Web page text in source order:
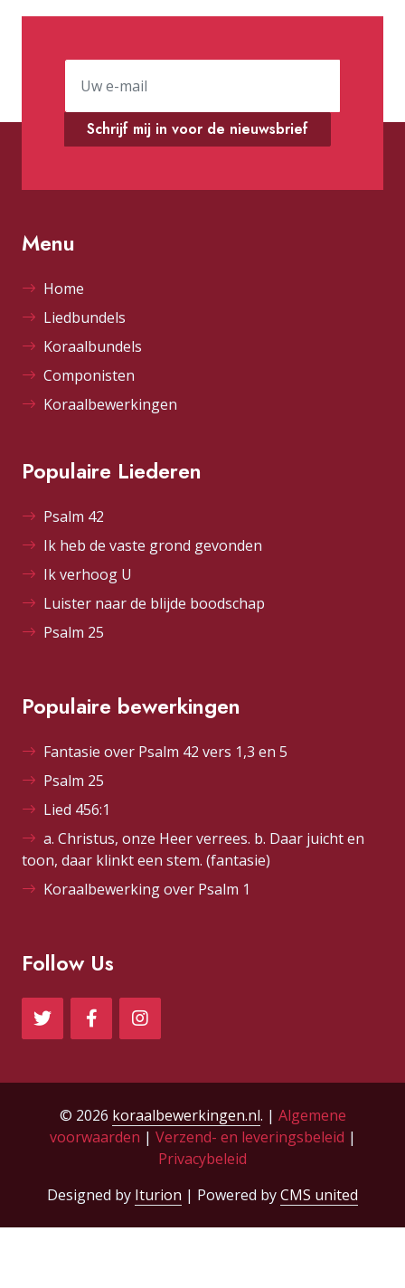
Schrijf mij in voor de nieuwsbrief
Menu
Home
Liedbundels
Koraalbundels
Componisten
Koraalbewerkingen
Populaire Liederen
Psalm 42
Ik heb de vaste grond gevonden
Ik verhoog U
Luister naar de blijde boodschap
Psalm 25
Populaire bewerkingen
Fantasie over Psalm 42 vers 1,3 en 5
Psalm 25
Lied 456:1
a. Christus, onze Heer verrees. b. Daar juicht en
toon, daar klinkt een stem. (fantasie)
Koraalbewerking over Psalm 1
Follow Us
© 2026 koraalbewerkingen.nl. | Algemene
voorwaarden | Verzend- en leveringsbeleid |
Privacybeleid
Designed by Iturion | Powered byCMS united